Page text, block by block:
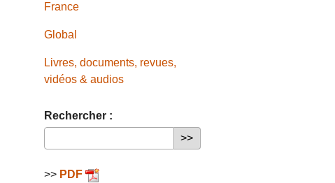
France
Global
Livres, documents, revues,
vidéos & audios
Rechercher :
>> PDF